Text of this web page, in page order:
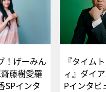
！げーみん
藤樹愛羅
SPインタ
『タイム
ィ』ダイ
Pイン